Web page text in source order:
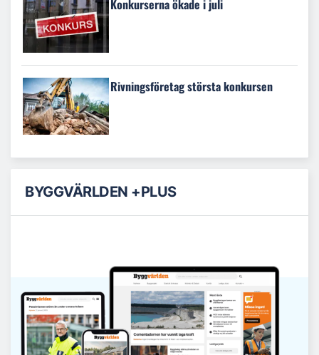
Konkurserna ökade i juli
Rivningsföretag största konkursen
BYGGVÄRLDEN +PLUS